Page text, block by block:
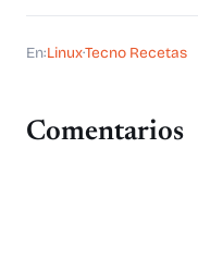
En:Linux·Tecno Recetas
Comentarios